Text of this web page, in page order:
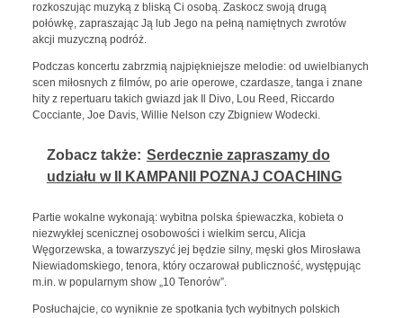
rozkoszując muzyką z bliską Ci osobą. Zaskocz swoją drugą
połówkę, zapraszając Ją lub Jego na pełną namiętnych zwrotów
akcji muzyczną podróż.
Podczas koncertu zabrzmią najpiękniejsze melodie: od uwielbianych
scen miłosnych z filmów, po arie operowe, czardasze, tanga i znane
hity z repertuaru takich gwiazd jak Il Divo, Lou Reed, Riccardo
Cocciante, Joe Davis, Willie Nelson czy Zbigniew Wodecki.
Zobacz także: Serdecznie zapraszamy do
udziału w II KAMPANII POZNAJ COACHING
Partie wokalne wykonają: wybitna polska śpiewaczka, kobieta o
niezwykłej scenicznej osobowości i wielkim sercu, Alicja
Węgorzewska, a towarzyszyć jej będzie silny, męski głos Mirosława
Niewiadomskiego, tenora, który oczarował publiczność, występując
m.in. w popularnym show „10 Tenorów”.
Posłuchajcie, co wyniknie ze spotkania tych wybitnych polskich